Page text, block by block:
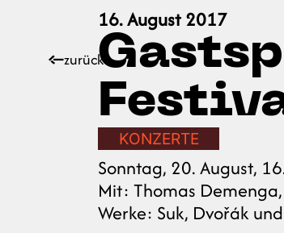
zurück
16. August 2017
KONZERTE
Sonntag, 20. August,
Mit: Thomas
Werke: Suk, Dvořák